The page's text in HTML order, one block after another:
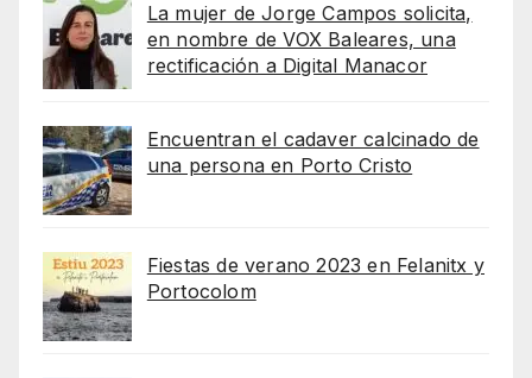
La mujer de Jorge Campos solicita,
en nombre de VOX Baleares, una
rectificación a Digital Manacor
Encuentran el cadaver calcinado de
una persona en Porto Cristo
Fiestas de verano 2023 en Felanitx y
Portocolom